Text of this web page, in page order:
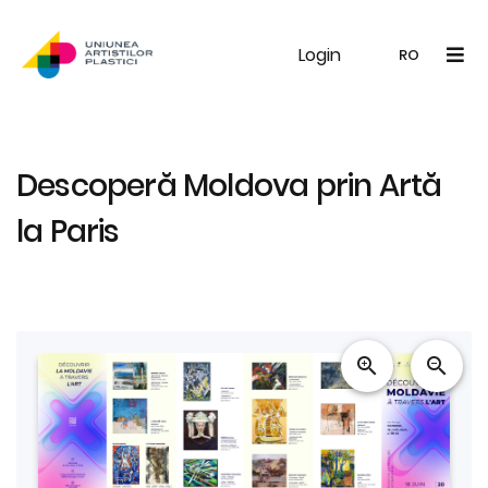
Login RO
UAP Galerie Noutăți
Descoperă Moldova prin Artă
la Paris
zoom_in zoom_out